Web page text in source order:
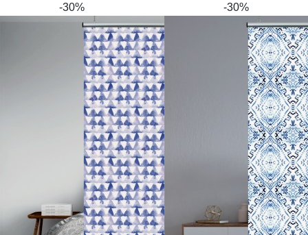
-30%
-30%